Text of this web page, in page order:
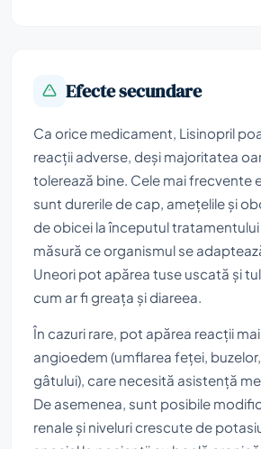
Efecte secundare
Ca orice medicament, Lisinopril
reacții adverse, deși majoritatea
tolerează bine. Cele mai frecvente
sunt durerile de cap, amețelile și
de obicei la începutul
măsură ce organismul se
Uneori pot apărea tuse uscată și
cum ar fi greața și diareea.
În cazuri rare, pot apărea reacții
angioedem (umflarea feței,
gâtului), care necesită asistență
De asemenea, sunt posibile
renale și niveluri crescute de